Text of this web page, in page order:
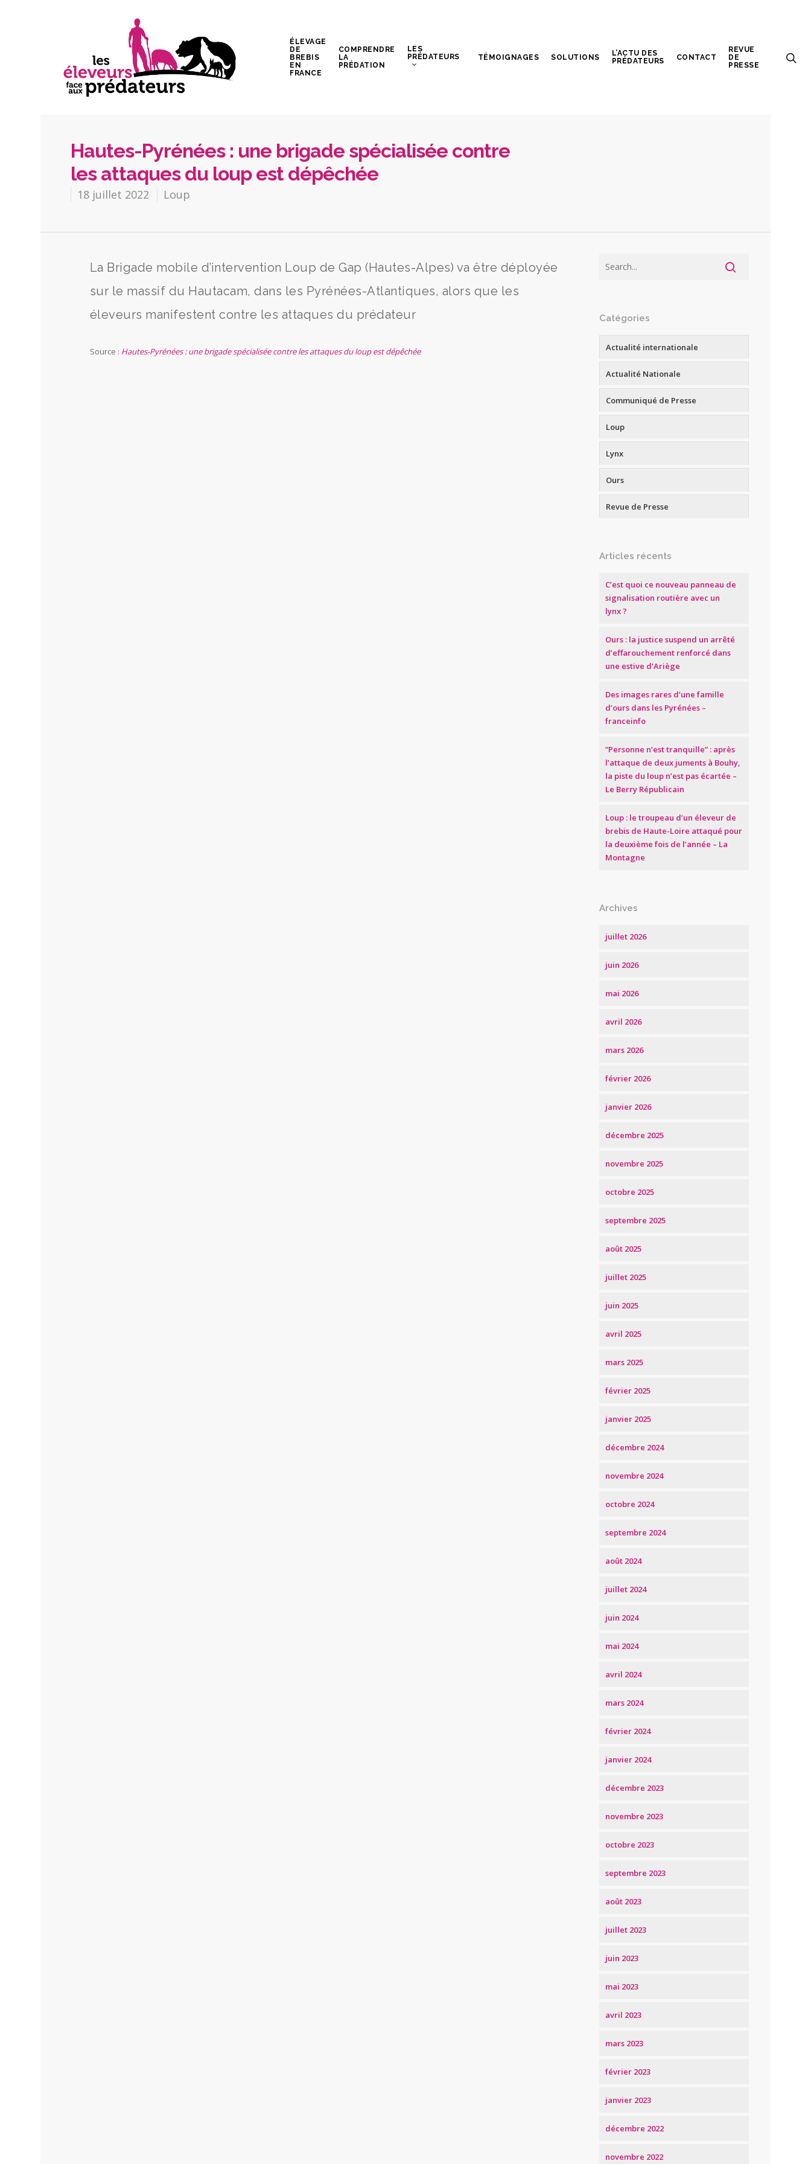
ÉLEVAGE
DE
BREBIS
EN
FRANCE
COMPRENDRE
LA
PRÉDATION
LES
PRÉDATEURS
TÉMOIGNAGES SOLUTIONS
L’ACTU DES
PRÉDATEURS
CONTACT
REVUE
DE
PRESSE
Hautes-Pyrénées : une brigade spécialisée contre
les attaques du loup est dépêchée
18 juillet 2022 Loup
La Brigade mobile d’intervention Loup de Gap (Hautes-Alpes) va être déployée
sur le massif du Hautacam, dans les Pyrénées-Atlantiques, alors que les
éleveurs manifestent contre les attaques du prédateur
Source : Hautes-Pyrénées : une brigade spécialisée contre les attaques du loup est dépêchée
Catégories
Actualité internationale
Actualité Nationale
Communiqué de Presse
Loup
Lynx
Ours
Revue de Presse
Articles récents
C’est quoi ce nouveau panneau de
signalisation routière avec un
lynx ?
Ours : la justice suspend un arrêté
d’effarouchement renforcé dans
une estive d’Ariège
Des images rares d’une famille
d’ours dans les Pyrénées –
franceinfo
“Personne n’est tranquille” : après
l’attaque de deux juments à Bouhy,
la piste du loup n’est pas écartée –
Le Berry Républicain
Loup : le troupeau d’un éleveur de
brebis de Haute-Loire attaqué pour
la deuxième fois de l’année – La
Montagne
Archives
juillet 2026
juin 2026
mai 2026
avril 2026
mars 2026
février 2026
janvier 2026
décembre 2025
novembre 2025
octobre 2025
septembre 2025
août 2025
juillet 2025
juin 2025
avril 2025
mars 2025
février 2025
janvier 2025
décembre 2024
novembre 2024
octobre 2024
septembre 2024
août 2024
juillet 2024
juin 2024
mai 2024
avril 2024
mars 2024
février 2024
janvier 2024
décembre 2023
novembre 2023
octobre 2023
septembre 2023
août 2023
juillet 2023
juin 2023
mai 2023
avril 2023
mars 2023
février 2023
janvier 2023
décembre 2022
novembre 2022